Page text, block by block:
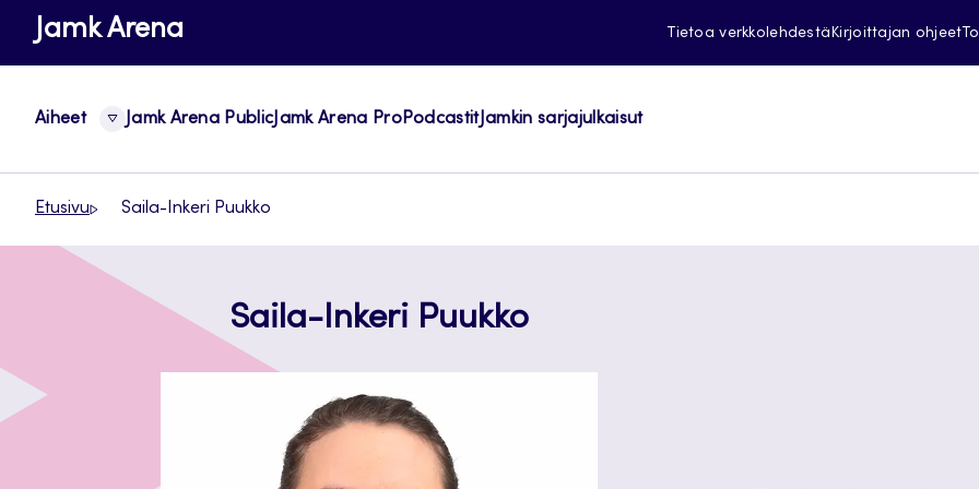
SiirryJamk Arena Tietoa verkkolehdestäKirjoittajan ohjeet
Aiheet Jamk Arena PublicJamk Arena ProPodcastitJamkin sarjajulkaisut
Etusivu Saila-Inkeri Puukko
Saila-Inkeri Puukko